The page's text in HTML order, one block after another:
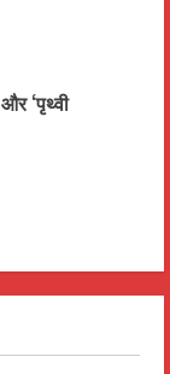
‘पृथ्वी